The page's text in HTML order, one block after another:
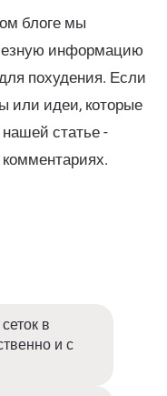
блоге мы
информацию
похудения. Если
или идеи, которые
статье -
в
и с